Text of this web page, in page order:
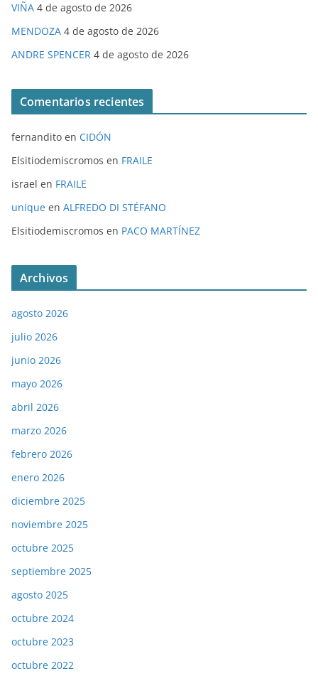
VIÑA 4 de agosto de 2026
MENDOZA 4 de agosto de 2026
ANDRE SPENCER 4 de agosto de 2026
Comentarios recientes
fernandito en CIDÓN
Elsitiodemiscromos en FRAILE
israel en FRAILE
unique en ALFREDO DI STÉFANO
Elsitiodemiscromos en PACO MARTÍNEZ
Archivos
agosto 2026
julio 2026
junio 2026
mayo 2026
abril 2026
marzo 2026
febrero 2026
enero 2026
diciembre 2025
noviembre 2025
octubre 2025
septiembre 2025
agosto 2025
octubre 2024
octubre 2023
octubre 2022